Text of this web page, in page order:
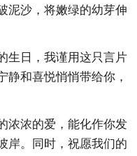
泥沙，将嫩绿的幼芽伸
生日，我谨用这只言片
静和喜悦悄悄带给你，
浓浓的爱，能化作你发
岸。同时，祝愿我们的